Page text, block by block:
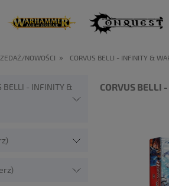
NOWOŚCI » CORVUS BELLI - INFINITY &
BELLI - INFINITY & CORVUS BELLI